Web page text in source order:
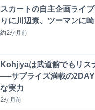
スカートの自主企画ライ
りに川辺素、ツーマンに
約2か月前
Kohjiyaは武道館でもリス
──サプライズ満載の
な実力
2か月前